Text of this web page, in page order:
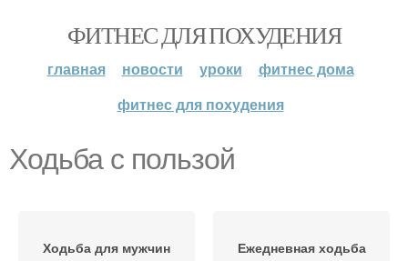
ФИТНЕС ДЛЯ ПОХУДЕНИЯ
главная новости уроки
фитнес дома
фитнес для похудения
Ходьба с пользой
Ходьба для мужчин Ежедневная ходьба